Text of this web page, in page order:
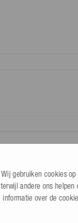
Langfender
achtergelaten.
Wij gebruiken cookies
terwijl andere ons helpen
informatie over de